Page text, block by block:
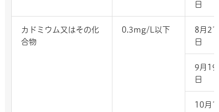
日
カドミウム又はその化
合物
0.3mg/L以下
8月21
日
9月19
日
10月